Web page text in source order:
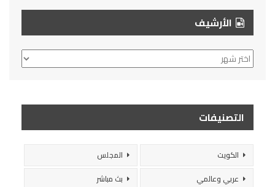
الأرشيف
الأرشيف
التصنيفات
الكويت
المجلس
عربي وعالمي
بث مباشر